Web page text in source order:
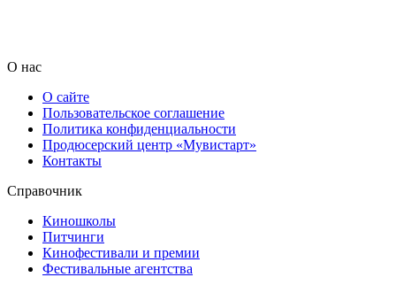
О нас
О сайте
Пользовательское соглашение
Политика конфиденциальности
Продюсерский центр «Мувистарт»
Контакты
Справочник
Киношколы
Питчинги
Кинофестивали и премии
Фестивальные агентства